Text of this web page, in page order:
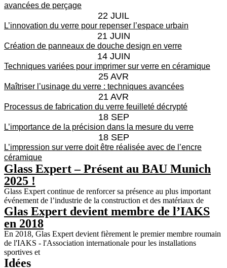
avancées de perçage
22 JUIL
L’innovation du verre pour repenser l’espace urbain
21 JUIN
Création de panneaux de douche design en verre
14 JUIN
Techniques variées pour imprimer sur verre en céramique
25 AVR
Maîtriser l’usinage du verre : techniques avancées
21 AVR
Processus de fabrication du verre feuilleté décrypté
18 SEP
L’importance de la précision dans la mesure du verre
18 SEP
L’impression sur verre doit être réalisée avec de l’encre
céramique
Glass Expert – Présent au BAU Munich
2025 !
Glass Expert continue de renforcer sa présence au plus important
événement de l’industrie de la construction et des matériaux de
Glas Expert devient membre de l’IAKS
en 2018
En 2018, Glas Expert devient fièrement le premier membre roumain
de l'IAKS - l'Association internationale pour les installations
sportives et
Idées